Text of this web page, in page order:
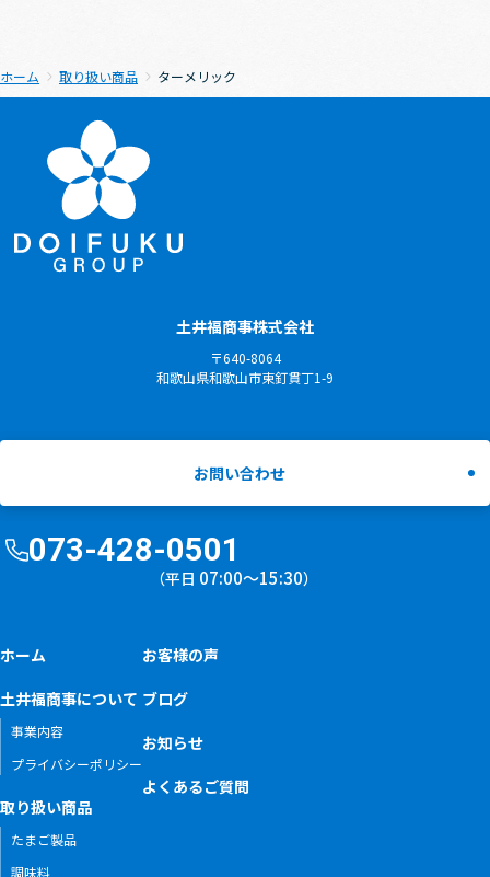
ホーム 取り扱い商品 ターメリック
土井福商事株式会社
〒640-8064
和歌山県和歌山市東釘貫丁1-9
お問い合わせ
073-428-0501
（平日 07:00〜15:30）
ホーム
土井福商事について
事業内容
プライバシーポリシー
取り扱い商品
たまご製品
調味料
お客様の声
ブログ
お知らせ
よくあるご質問